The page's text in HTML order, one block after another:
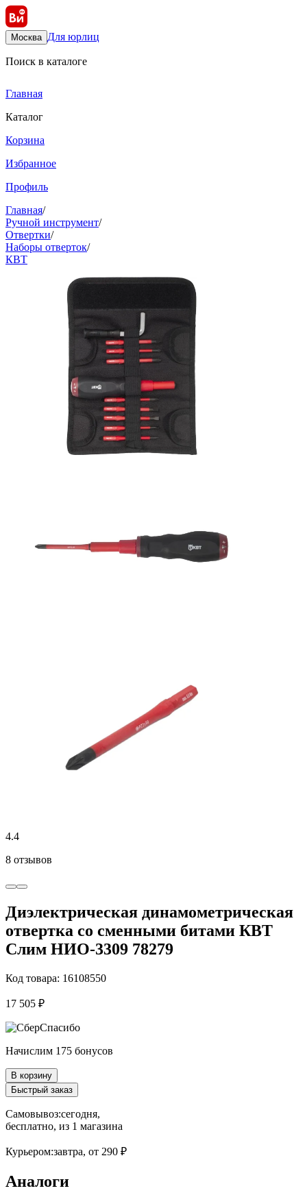
Москва Для юрлиц
Поиск в каталоге
Главная
Каталог
Корзина
Избранное
Профиль
Главная/
Ручной инструмент/
Отвертки/
Наборы отверток/
КВТ
4.4
8 отзывов
Диэлектрическая динамометрическая
отвертка со сменными битами КВТ
Слим НИО-3309 78279
Код товара: 16108550
17 505 ₽
Начислим 175 бонусов
В корзину
Быстрый заказ
Самовывоз:сегодня,
бесплатно, из 1 магазина
Курьером:завтра, от 290 ₽
Аналоги